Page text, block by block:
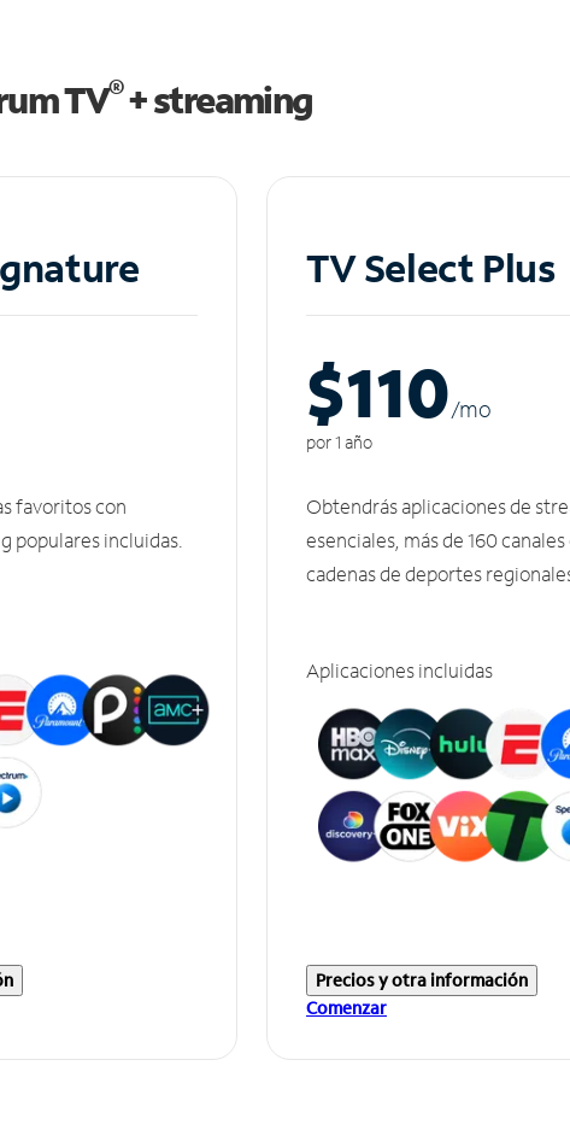
TV®+ streaming
favoritos con
populares incluidas.
TV Select Plus
$110/mo
por 1 año
Obtendrás aplicaciones de
esenciales, más de 160
cadenas de deportes
Aplicaciones incluidas
Precios y otra información
Comenzar